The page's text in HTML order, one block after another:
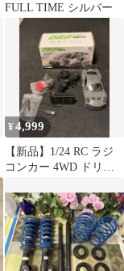
FULL TIME シルバー
¥4,999
【新品】1/24 RC ラジ
コンカー 4WD ドリフ